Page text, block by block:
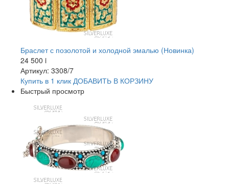
Браслет с позолотой и холодной эмалью (Новинка)
24 500 i
Артикул: 3308/7
Купить в 1 клик ДОБАВИТЬ В КОРЗИНУ
Быстрый просмотр